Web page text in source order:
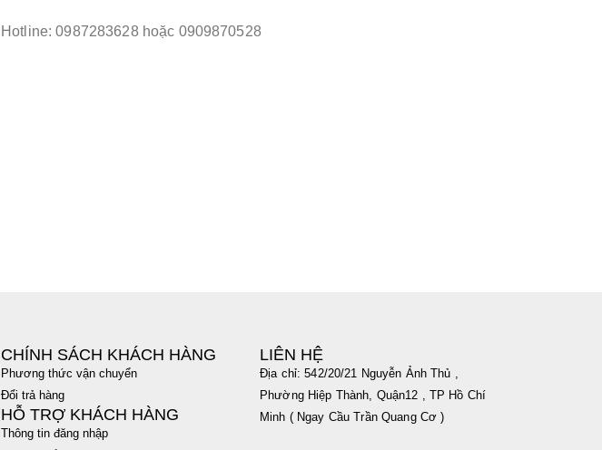
Hotline: 0987283628 hoặc 0909870528
CHÍNH SÁCH KHÁCH HÀNG
Phương thức vận chuyển
Đổi trả hàng
HỖ TRỢ KHÁCH HÀNG
Thông tin đăng nhập
LIÊN HỆ
Địa chỉ: 542/20/21 Nguyễn Ảnh Thủ ,
Phường Hiệp Thành, Quận12 , TP Hồ Chí
Minh ( Ngay Cầu Trần Quang Cơ )